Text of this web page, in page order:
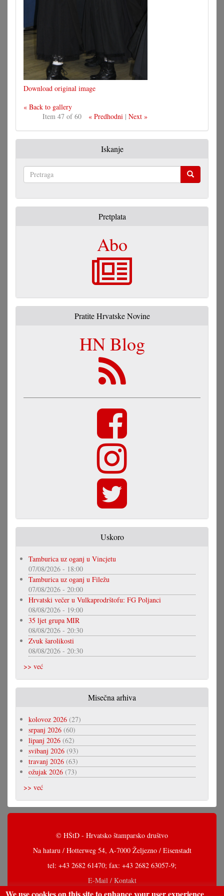
Download original image
« Back to gallery
Item 47 of 60
« Predhodni | Next »
Iskanje
Pretplata
Abo
Pratite Hrvatske Novine
HN Blog
Uskoro
Tamburica uz oganj u Vincjetu
07/08/2026 - 18:00
Tamburica uz oganj u Filežu
07/08/2026 - 20:00
Hrvatski večer u Vulkaprodrštofu: FG Poljanci
08/08/2026 - 19:00
35 ljet grupa MIR
08/08/2026 - 20:30
Zvuk šarolikosti
08/08/2026 - 20:30
>> već
Misečna arhiva
kolovoz 2026 (27)
srpanj 2026 (60)
lipanj 2026 (62)
svibanj 2026 (93)
travanj 2026 (63)
ožujak 2026 (73)
>> već
© HŠtD - Hrvatsko štamparsko društvo
Na hataru / Hotterweg 54, A-7000 Željezno / Eisenstadt
tel: +43 2682 61470; fax: +43 2682 63057-9;
E-Mail / Kontakt